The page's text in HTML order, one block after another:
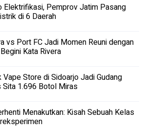
Elektrifikasi, Pemprov Jatim Pasang
di 6 Daerah
vs Port FC Jadi Momen Reuni dengan
Kata Rivera
Vape Store di Sidoarjo Jadi Gudang
1.696 Botol Miras
Menakutkan: Kisah Sebuah Kelas